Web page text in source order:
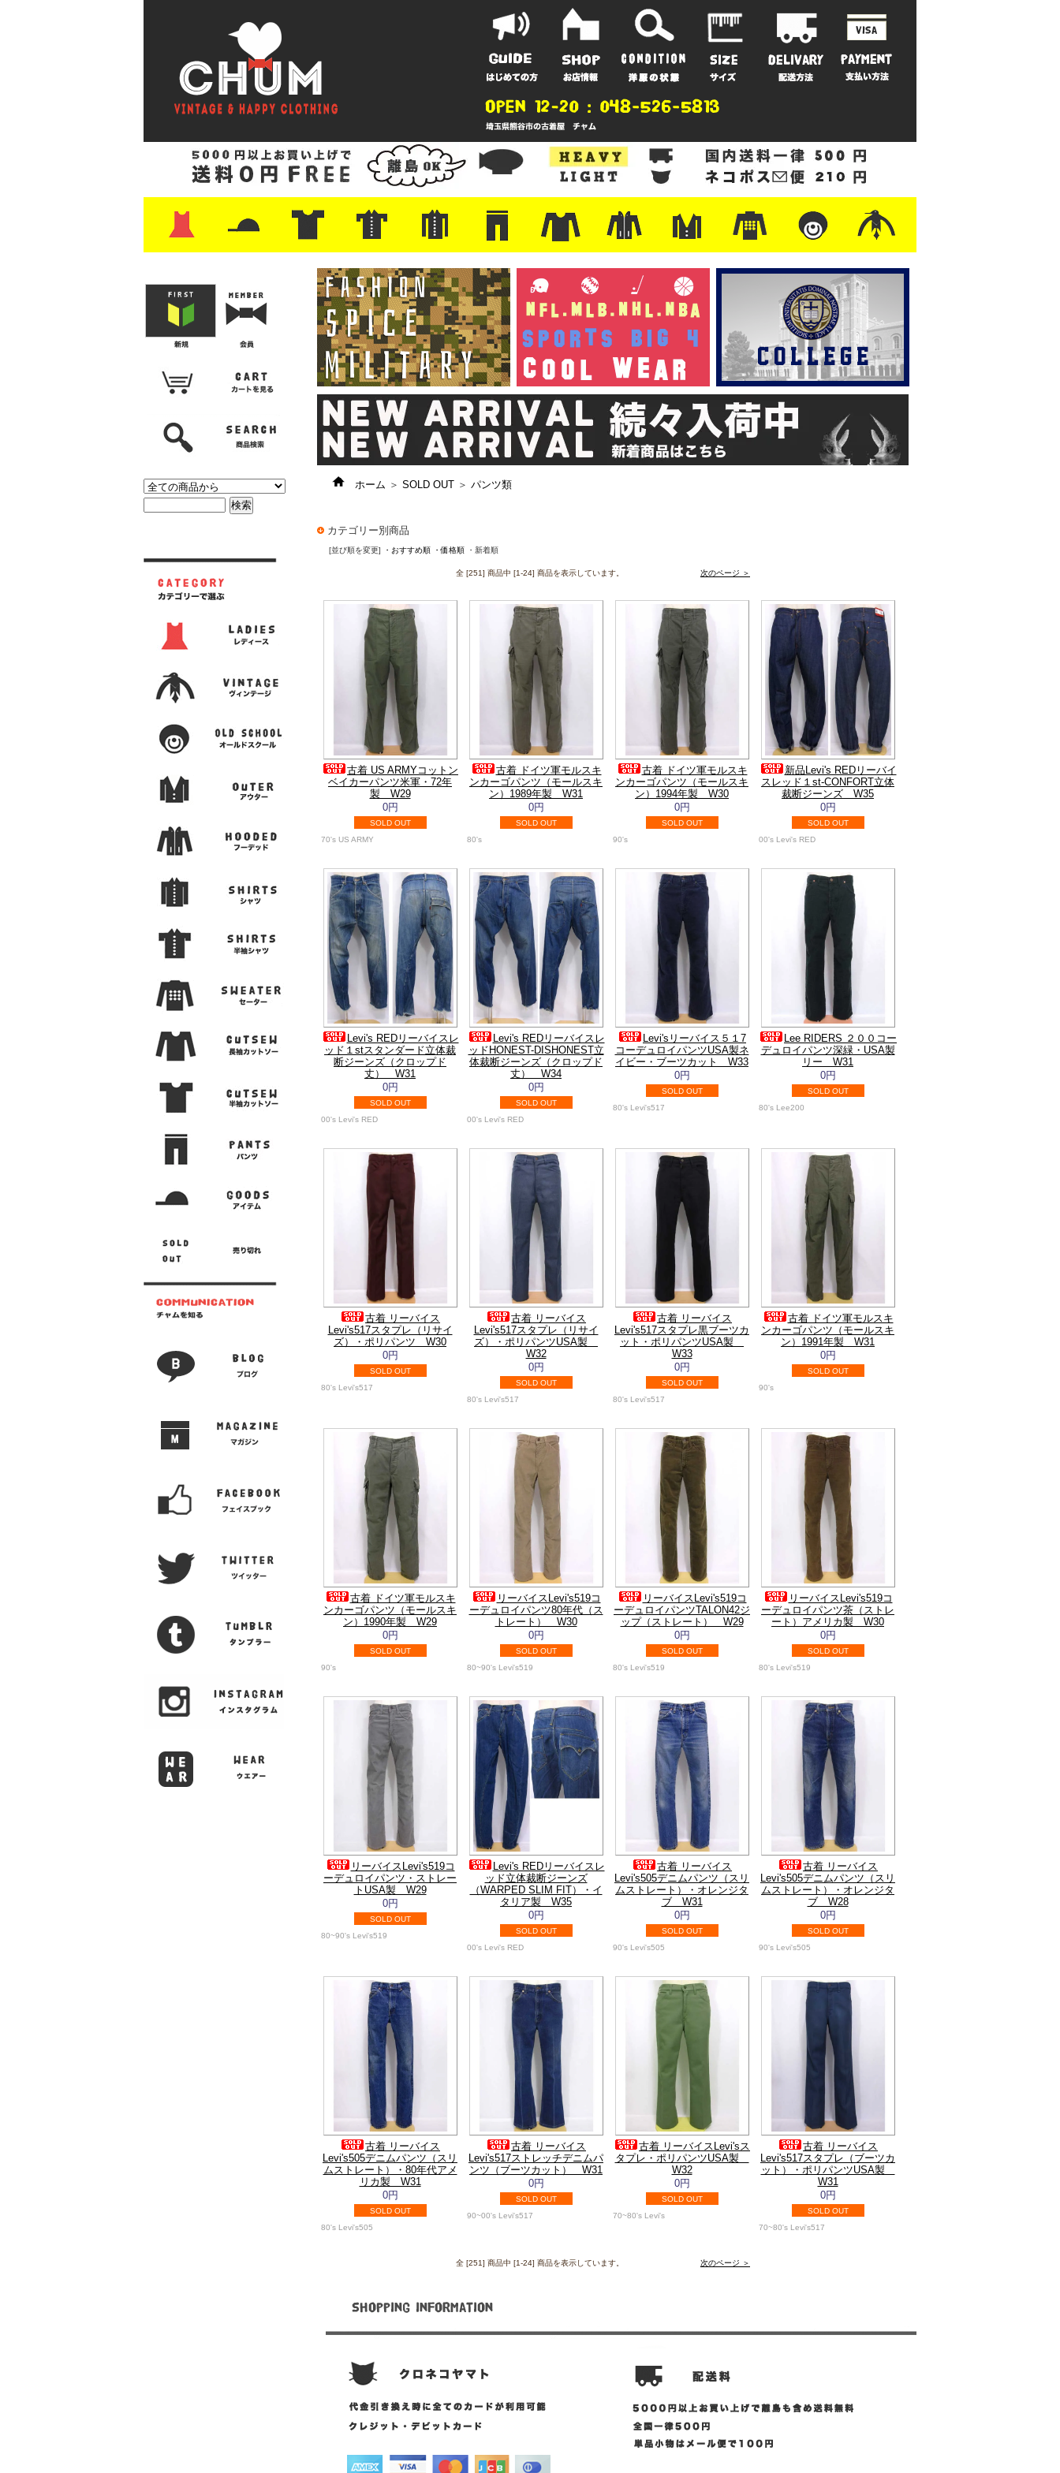
・レザーシューズ/スニーカー
・プリントTシャツ
・バンド/ツアー
・キャラクター
・Nike/adidas/スポーツ
・チャンピオン
・サーフ/スケート
・ボーダー/総柄/無地
・フットボール/リンガー
・タンクトップ/NBA・ポロシャツ
・半袖シャツ
・アロハ/サーフ/ボーリング
・ラルフ/ブランド
・無地/チェック/ストライプ
・ワーク/ミリタリー/ウエスタ
ン
・ネル/ウール ・ショートパンツ
・アウトドア/グラミチ
・ジーンズ/ペインター
・Levi's RED
・ミリタリー/ワーク
・コーデュロイ/スタプレ
・コットン/スラックス/チノ
・オーバーオール/つなぎ
・ジャージ/スウェット/ナイロ
ン
・セントジェームス/ルミノア
・ロンT/サーマル/ラグビー・プリント/半袖/スウェット
・チャンピオン/リバース
・パーカー ・デニム/コットン
・アウトドア/フリース
・ジャージ/ナイロン
・ミリタリー/ワーク
・ウール/レザー
・スーツ/ジレ
ホーム ＞ SOLD OUT ＞ パンツ類
カテゴリー別商品
[並び順を変更] ・おすすめ順 ・価格順 ・新着順
全 [251] 商品中 [1-24] 商品を表示しています。 次のページ ＞
古着 US ARMYコットン
ベイカーパンツ米軍・72年
製 W29
0円
SOLD OUT
70's US ARMY
古着 ドイツ軍モルスキ
ンカーゴパンツ（モールスキ
ン）1989年製 W31
0円
SOLD OUT
80's
古着 ドイツ軍モルスキ
ンカーゴパンツ（モールスキ
ン）1994年製 W30
0円
SOLD OUT
90's
新品Levi's REDリーバイ
スレッド１st-CONFORT立体
裁断ジーンズ W35
0円
SOLD OUT
00's Levi's RED
Levi's REDリーバイスレ
ッド１stスタンダード立体裁
断ジーンズ（クロップド
丈） W31
0円
SOLD OUT
00's Levi's RED
Levi's REDリーバイスレ
ッドHONEST-DISHONEST立
体裁断ジーンズ（クロップド
丈） W34
0円
SOLD OUT
00's Levi's RED
Levi'sリーバイス５１7
コーデュロイパンツUSA製ネ
イビー・ブーツカット W33
0円
SOLD OUT
80's Levi's517
Lee RIDERS ２００コー
デュロイパンツ深緑・USA製
リー W31
0円
SOLD OUT
80's Lee200
古着 リーバイス
Levi's517スタプレ（リサイ
ズ）・ポリパンツ W30
0円
SOLD OUT
80's Levi's517
古着 リーバイス
Levi's517スタプレ（リサイ
ズ）・ポリパンツUSA製
W32
0円
SOLD OUT
80's Levi's517
古着 リーバイス
Levi's517スタプレ黒ブーツカ
ット・ポリパンツUSA製
W33
0円
SOLD OUT
80's Levi's517
古着 ドイツ軍モルスキ
ンカーゴパンツ（モールスキ
ン）1991年製 W31
0円
SOLD OUT
90's
古着 ドイツ軍モルスキ
ンカーゴパンツ（モールスキ
ン）1990年製 W29
0円
SOLD OUT
90's
リーバイスLevi's519コ
ーデュロイパンツ80年代（ス
トレート） W30
0円
SOLD OUT
80~90's Levi's519
リーバイスLevi's519コ
ーデュロイパンツTALON42ジ
ップ（ストレート） W29
0円
SOLD OUT
80's Levi's519
リーバイスLevi's519コ
ーデュロイパンツ茶（ストレ
ート）アメリカ製 W30
0円
SOLD OUT
80's Levi's519
リーバイスLevi's519コ
ーデュロイパンツ・ストレー
トUSA製 W29
0円
SOLD OUT
80~90's Levi's519
Levi's REDリーバイスレ
ッド立体裁断ジーンズ
（WARPED SLIM FIT）・イ
タリア製 W35
0円
SOLD OUT
00's Levi's RED
古着 リーバイス
Levi's505デニムパンツ（スリ
ムストレート）・オレンジタ
ブ W31
0円
SOLD OUT
90's Levi's505
古着 リーバイス
Levi's505デニムパンツ（スリ
ムストレート）・オレンジタ
ブ W28
0円
SOLD OUT
90's Levi's505
古着 リーバイス
Levi's505デニムパンツ（スリ
ムストレート）・80年代アメ
リカ製 W31
0円
SOLD OUT
80's Levi's505
古着 リーバイス
Levi's517ストレッチデニムパ
ンツ（ブーツカット） W31
0円
SOLD OUT
90~00's Levi's517
古着 リーバイスLevi'sス
タプレ・ポリパンツUSA製
W32
0円
SOLD OUT
70~80's Levi's
古着 リーバイス
Levi's517スタプレ（ブーツカ
ット）・ポリパンツUSA製
W31
0円
SOLD OUT
70~80's Levi's517
全 [251] 商品中 [1-24] 商品を表示しています。 次のページ ＞